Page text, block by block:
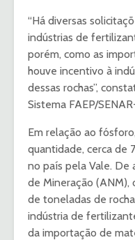
“Há diversas
indústrias de
porém, como as
houve incentivo à
dessas rochas”,
Sistema FAEP/
Em relação ao
quantidade, cerca de
no país pela Vale. De
de Mineração (ANM),
de toneladas de
indústria de
da importação de